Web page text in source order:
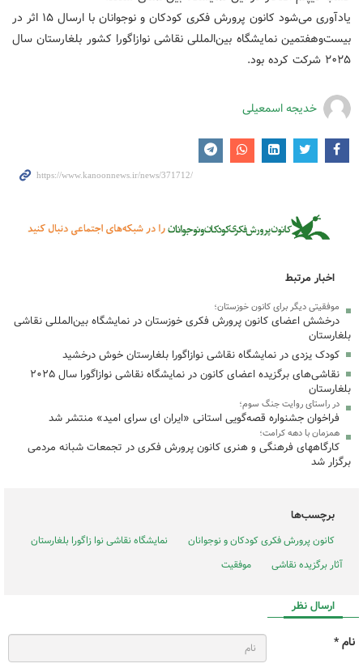
یادآوری می‌شود کانون پرورش فکری کودکان و نوجوانان با ارسال ۱۵ اثر در
بیست‌وهفتمین نمایشگاه بین‌المللی نقاشی نوازاگورا کشور بلغارستان سال
۲۰۲۵ شرکت کرده بود.
خدیجه اسمعیلی
اخبار مرتبط
موفقیتی دیگر برای کانون خوزستان؛
درخشش اعضای کانون پرورش فکری خوزستان در نمایشگاه بین‌المللی نقاشی
بلغارستان
کودک یزدی در نمایشگاه نقاشی نوازاگورا بلغارستان خوش درخشید
نقاشی‌های برگزیده اعضای کانون در نمایشگاه نقاشی نوازاگورا سال ۲۰۲۵
بلغارستان
در راستای روایت جنگ سوم؛
فراخوان جشنواره قصه‌گویی استانی «ایران ای سرای امید» منتشر شد
همزمان با دهه کرامت؛
کارگاههای فرهنگی و هنری کانون پرورش فکری در تجمعات شبانه مردمی
برگزار شد
برچسب‌ها
کانون پرورش فکری کودکان و نوجوانان
نمایشگاه نقاشی نوا زاگورا بلغارستان
آثار برگزیده نقاشی
موفقیت
ارسال نظر
نام *